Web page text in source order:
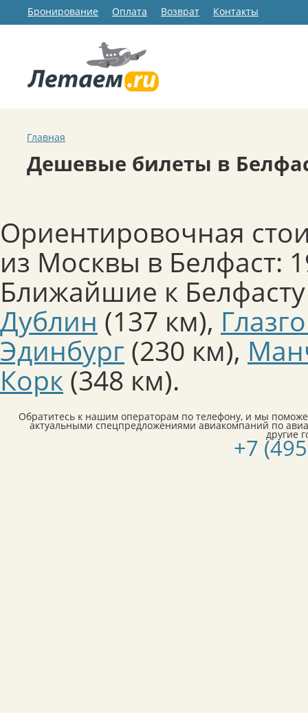
Бронирование Оплата Возврат Контакты
Главная
Дешевые билеты в
Ориентировочная
из Москвы в Белфаст:
Ближайшие к
Дублин (137 км),
Эдинбург (230 км),
Корк (348 км).
Обратитесь к нашим операторам по телефону, и мы
актуальными спецпредложениями авиакомпаний по
другие
+7